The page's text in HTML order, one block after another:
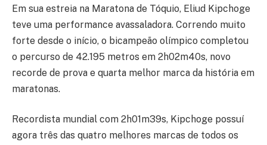
Em sua estreia na Maratona de Tóquio, Eliud Kipchoge
teve uma performance avassaladora. Correndo muito
forte desde o início, o bicampeão olímpico completou
o percurso de 42.195 metros em 2h02m40s, novo
recorde de prova e quarta melhor marca da história em
maratonas.
Recordista mundial com 2h01m39s, Kipchoge possuí
agora três das quatro melhores marcas de todos os